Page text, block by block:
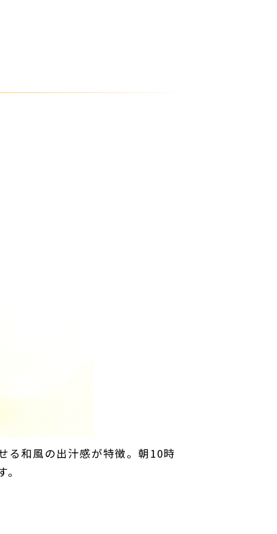
る和風の出汁感が特徴。朝10時